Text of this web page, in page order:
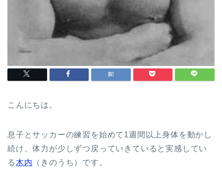
こんにちは。
息子とサッカーの練習を始めて1週間以上身体を動かし
続け、体力が少しずつ戻っていきていると実感してい
る 木内 （きのうち）です。